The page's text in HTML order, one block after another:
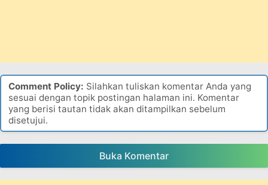
Comment Policy: Silahkan tuliskan komentar Anda yang
sesuai dengan topik postingan halaman ini. Komentar
yang berisi tautan tidak akan ditampilkan sebelum
disetujui.
Buka Komentar